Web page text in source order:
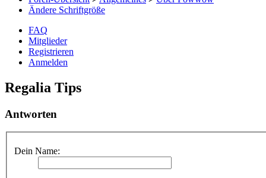
Ändere Schriftgröße
FAQ
Mitglieder
Registrieren
Anmelden
Regalia Tips
Antworten
Dein Name: